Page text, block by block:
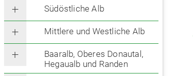
Südöstliche Alb
Mittlere und Westliche Alb
Baaralb, Oberes Donautal,
Hegaualb und Randen